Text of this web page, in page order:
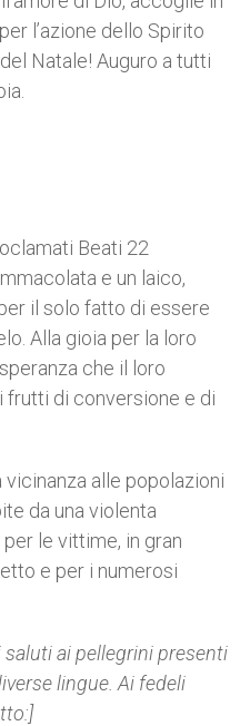
l’azione dello Spirito
Natale! Auguro a tutti
Beati 22
e un laico,
il solo fatto di essere
Alla gioia per la loro
che il loro
di conversione e di
alle popolazioni
da una violenta
le vittime, in gran
e per i numerosi
ai pellegrini presenti
lingue. Ai fedeli